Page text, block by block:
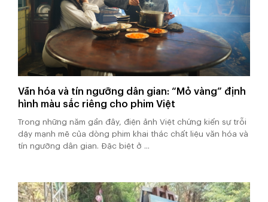
Văn hóa và tín ngưỡng dân gian: “Mỏ vàng” định
hình màu sắc riêng cho phim Việt
Trong những năm gần đây, điện ảnh Việt chứng kiến sự trỗi
dậy mạnh mẽ của dòng phim khai thác chất liệu văn hóa và
tín ngưỡng dân gian. Đặc biệt ở ...